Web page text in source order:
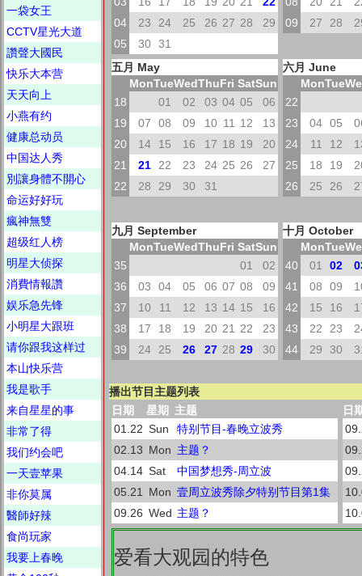
一袋女王
CCTV星光大道
讚聲大國民
快乐大本营
天天向上
小燕有约
健康总动员
中国达人秀
別讓身體不開心
命运好好玩
瘋神無雙
超级红人榜
明星大侦探
消費情報讚
娱乐急先锋
小明星大跟班
请你跟我这样过
本山快乐营
我是歌手
来自星星的事
非常了得
我们约会吧
一天壹苹果
非你莫属
醫師好辣
食尚玩家
我要上春晚
04
23 24 25 26 27 28
29
05
30 31
09
27 28
五月 May
MonTueWedThuFri SatSun
18
01 02 03 04 05
06
19
07 08 09 10 11 12
13
20
14 15 16 17 18 19
20
21
21 22 23 24 25 26
27
22
28 29 30 31
六月 June
MonTue
22
23
04 05
24
11 12
25
18 19
26
25 26
九月 September
MonTueWedThuFri SatSun
35
01
02
36
03 04 05 06 07 08
09
37
10 11 12 13 14 15
16
38
17 18 19 20 21 22
23
39
24 25 26 27 28 29 30
十月 October
MonTue
40
01 02
41
08 09
42
15 16
43
22 23
44
29 30
播出节目主题列表
日期
星期
主题
01.22 Sun
特别节目-春晚立波秀
02.13 Mon 主题？
04.14 Sat
中国梦想秀-周立波
05.21
Mon 壹周立波秀除夕特别节目第1集
09.26 Wed 主题？
日
爱看大观园的特色